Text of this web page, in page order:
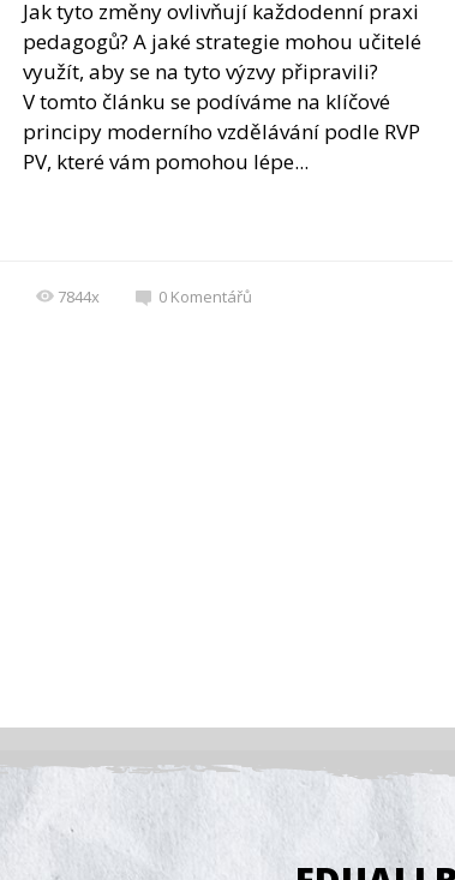
Jak tyto změny ovlivňují každodenní praxi
pedagogů? A jaké strategie mohou učitelé
využít, aby se na tyto výzvy připravili?
V tomto článku se podíváme na klíčové
principy moderního vzdělávání podle RVP
PV, které vám pomohou lépe...
7844x 0 Komentářů